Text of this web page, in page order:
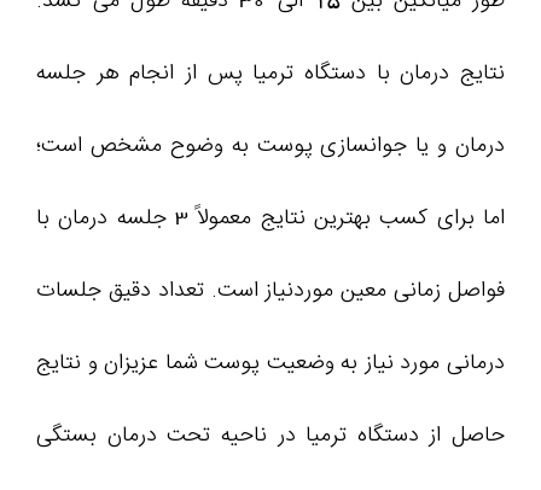
نتایج درمان با دستگاه ترمیا پس از انجام هر جلسه
درمان و یا جوانسازی پوست به وضوح مشخص است؛
اما برای کسب بهترین نتایج معمولاً 3 جلسه درمان با
فواصل زمانی معین موردنیاز است. تعداد دقیق جلسات
درمانی مورد نیاز به وضعیت پوست شما عزیزان و نتایج
حاصل از دستگاه ترمیا در ناحیه تحت درمان بستگی